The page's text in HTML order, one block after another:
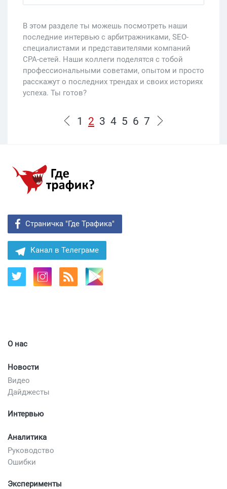
В этом разделе ты можешь посмотреть наши
последние интервью с арбитражниками, SEO-
специалистами и представителями компаний
CPA-сетей. Наши коллеги поделятся с тобой
профессиональными советами, опытом и просто
расскажут о последних трендах и своих историях
успеха. Ты готов?
1 2 3 4 5 6 7
Страничка "Где Трафика"
Канал в Телеграме
О нас
Новости
Видео
Дайджесты
Интервью
Аналитика
Руководство
Ошибки
Эксперименты